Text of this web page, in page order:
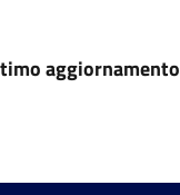
aggiornamento